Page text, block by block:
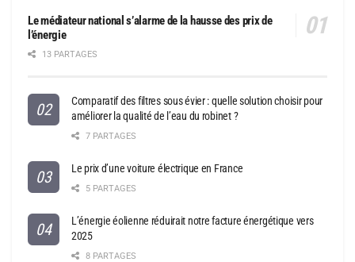
Le médiateur national s’alarme de la hausse des prix de
l’énergie
13 PARTAGES
Comparatif des filtres sous évier : quelle solution choisir pour
améliorer la qualité de l’eau du robinet ?
7 PARTAGES
Le prix d’une voiture électrique en France
5 PARTAGES
L’énergie éolienne réduirait notre facture énergétique vers
2025
8 PARTAGES